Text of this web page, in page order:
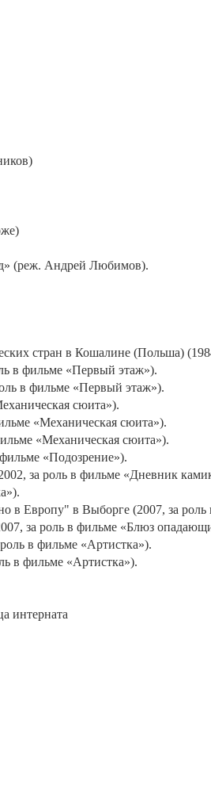
(реж. Андрей Любимов).
стран в Кошалине (Польша)
в фильме «Первый этаж»).
в фильме «Первый этаж»).
сюита»).
«Механическая сюита»).
«Механическая сюита»).
«Подозрение»).
за роль в фильме «Дневник
Европу" в Выборге (2007, за роль
за роль в фильме «Блюз
в фильме «Артистка»).
в фильме «Артистка»).
интерната